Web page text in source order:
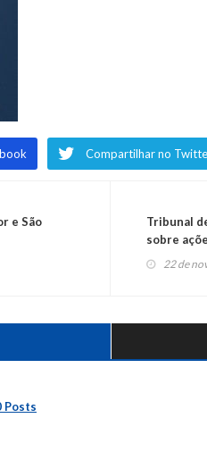
Compartilhar no
e São
Tribunal
sobre
22 de
Posts